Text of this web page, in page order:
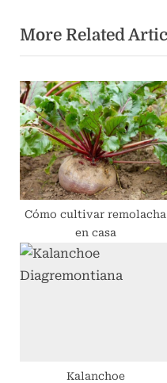
Espinacas
,
en
almácigos
,
espinacas
en
macetas
entradas
v
i
o
u
s
P
o
s
t
x
t
P
o
s
t
:
More Related
Cómo cultivar remolacha
en casa
Kalanchoe